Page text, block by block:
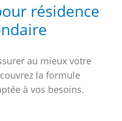
résidence
au mieux votre
la formule
à vos besoins.